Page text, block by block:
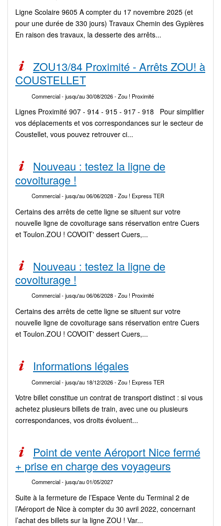
Ligne Scolaire 9605 A compter du 17 novembre 2025 (et
pour une durée de 330 jours) Travaux Chemin des Gypières
En raison des travaux, la desserte des arrêts...
ZOU13/84 Proximité - Arrêts ZOU! à
COUSTELLET
Commercial- jusqu'au 30/08/2026- Zou ! Proximité
Lignes Proximité 907 - 914 - 915 - 917 - 918 Pour simplifier
vos déplacements et vos correspondances sur le secteur de
Coustellet, vous pouvez retrouver ci...
Nouveau : testez la ligne de
covoiturage !
Commercial- jusqu'au 06/06/2028- Zou ! Express TER
Certains des arrêts de cette ligne se situent sur votre
nouvelle ligne de covoiturage sans réservation entre Cuers
et Toulon.ZOU ! COVOIT' dessert Cuers,...
Nouveau : testez la ligne de
covoiturage !
Commercial- jusqu'au 06/06/2028- Zou ! Proximité
Certains des arrêts de cette ligne se situent sur votre
nouvelle ligne de covoiturage sans réservation entre Cuers
et Toulon.ZOU ! COVOIT' dessert Cuers,...
Informations légales
Commercial- jusqu'au 18/12/2026- Zou ! Express TER
Votre billet constitue un contrat de transport distinct : si vous
achetez plusieurs billets de train, avec une ou plusieurs
correspondances, vos droits évoluent...
Point de vente Aéroport Nice fermé
+ prise en charge des voyageurs
Commercial- jusqu'au 01/05/2027
Suite à la fermeture de l’Espace Vente du Terminal 2 de
l’Aéroport de Nice à compter du 30 avril 2022, concernant
l’achat des billets sur la ligne ZOU ! Var...